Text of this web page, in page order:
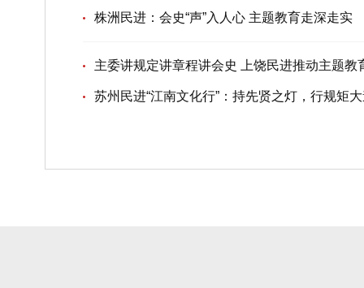
株洲民进：会史“声”入人心 主题教育走深走实
主委讲规定讲章程讲会史 上饶民进推动主题教
苏州民进“江南文化行”：持先贤之灯，行规矩